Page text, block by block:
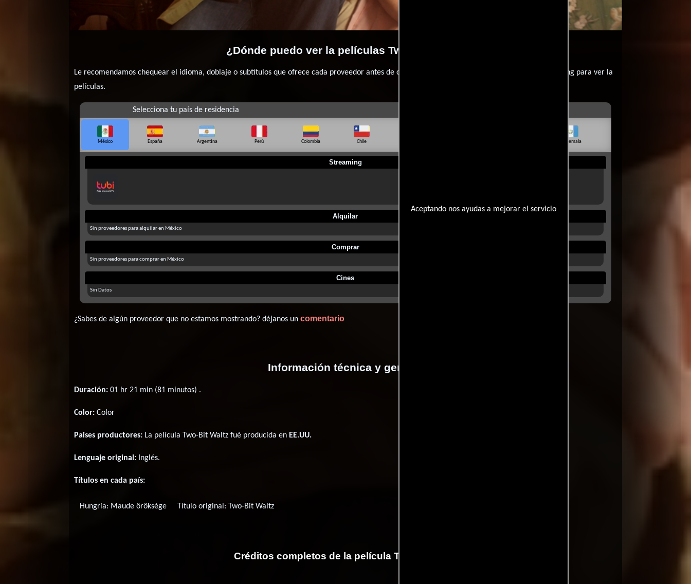
Aceptando nos ayudas a mejorar el servicio
¿Dónde puedo ver la películas Two-Bit Waltz?
Le recomendamos chequear el idioma, doblaje o subtítulos que ofrece cada proveedor antes de comprar, alquilar o contratar un servicio de streming para ver la
películas.
Selecciona tu país de residencia
México España Argentina Perú Colombia Chile Guatemala
Streaming
Alquilar
Sin proveedores para alquilar en México
Comprar
Sin proveedores para comprar en México
Cines
Sin Datos
¿Sabes de algún proveedor que no estamos mostrando? déjanos uncomentario
Información técnica y general
Duración: 01 hr 21 min (81 minutos) .
Color: Color
Paises productores: La película Two-Bit Waltz fué producida en EE.UU.
Lenguaje original: Inglés.
Títulos en cada país:
Hungría: Maude öröksége Título original: Two-Bit Waltz
Créditos completos de la película Two-Bit Waltz